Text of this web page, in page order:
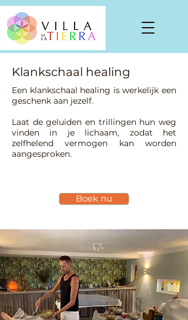
Klankschaal healing
Een klankschaal healing is werkelijk een
geschenk aan jezelf.
Laat de geluiden en trillingen hun weg
vinden in je lichaam, zodat het
zelfhelend vermogen kan worden
aangesproken.
Boek nu